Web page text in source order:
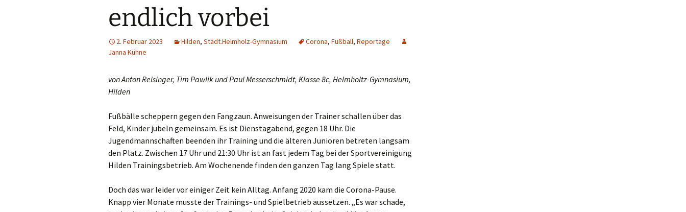
Rees
Remscheid
Schwalmtal
Solingen
Tönisvorst
endlich vorbei
2. Februar 2023 Hilden, Städt.Helmholz-Gymnasium Corona, Fußball, Reportage
Janna Kühne
von Anton Reisinger, Tim Pawlik und Paul Messerschmidt, Klasse 8c, Helmholtz-Gymnasium,
Hilden
Fußbälle scheppern gegen den Fangzaun. Anweisungen der Trainer schallen über das
Feld, Kinder jubeln gemeinsam. Es ist Dienstagabend, gegen 18 Uhr. Die
Jugendmannschaften beenden ihr Training und die älteren Junioren betreten langsam
den Platz. Zwischen 17 Uhr und 21:30 Uhr ist an fast jedem Tag bei der Sportvereinigung
Hilden Trainingsbetrieb. Am Wochenende finden den ganzen Tag lang Spiele statt.
Doch das war leider vor einiger Zeit kein Alltag. Anfang 2020 kam die Corona-Pause.
Knapp vier Monate musste der Trainings- und Spielbetrieb aussetzen. „Es war schade,